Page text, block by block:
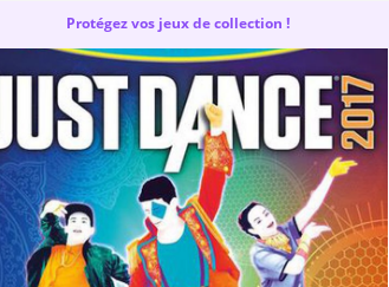
Protégez vos jeux de collection !